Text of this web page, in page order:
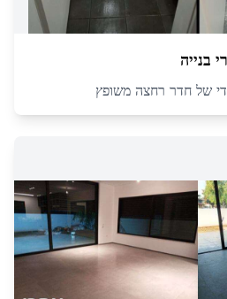
בנייה
של חדר רחצה משופץ